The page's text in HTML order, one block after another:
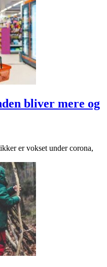
bliver mere og
er vokset under corona,